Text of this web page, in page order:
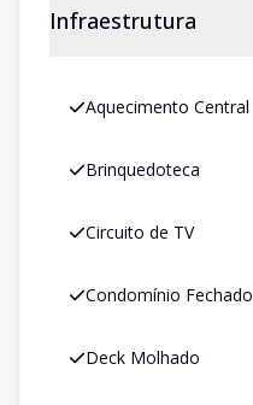
Infraestrutura
Aquecimento Central
Brinquedoteca
Circuito de TV
Condomínio Fechado
Deck Molhado